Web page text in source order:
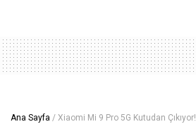
Ana Sayfa / Xiaomi Mi 9 Pro 5G Kutudan Çıkıyor!